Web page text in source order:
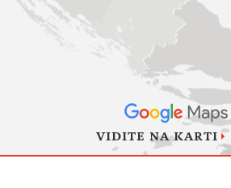
VIDITE NA KARTI